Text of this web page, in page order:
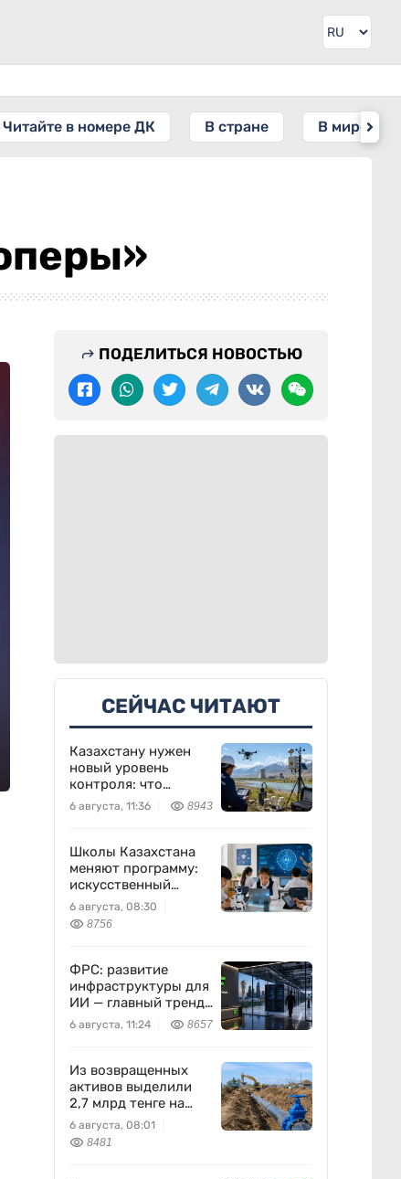
Читайте в номере ДК В стране В мире
ПОДЕЛИТЬСЯ НОВОСТЬЮ
СЕЙЧАС ЧИТАЮТ
Казахстану нужен
новый уровень
контроля: что
предлагают ученые
на фоне развития
6 августа, 11:36 8943
Школы Казахстана
меняют программу:
искусственный
интеллект станет
частью уроков с 1
класса
6 августа, 08:30
8756
ФРС: развитие
инфраструктуры для
ИИ — главный тренд
мировой экономики.
Как в него
Freedom Holding
Corp.
6 августа, 11:24 8657
Из возвращенных
активов выделили
2,7 млрд тенге на
водоснабжение
6 августа, 08:01
8481